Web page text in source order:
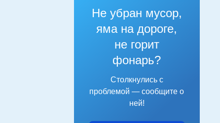
Не убран мусор,
яма на дороге,
не горит
фонарь?
Столкнулись с
проблемой — сообщите о
ней!